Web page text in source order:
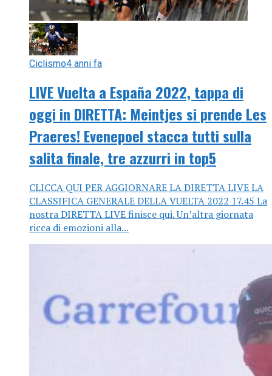
Ciclismo4 anni fa
LIVE Vuelta a España 2022, tappa di
oggi in DIRETTA: Meintjes si prende Les
Praeres! Evenepoel stacca tutti sulla
salita finale, tre azzurri in top5
CLICCA QUI PER AGGIORNARE LA DIRETTA LIVE LA
CLASSIFICA GENERALE DELLA VUELTA 2022 17.45 La
nostra DIRETTA LIVE finisce qui. Un’altra giornata
ricca di emozioni alla...